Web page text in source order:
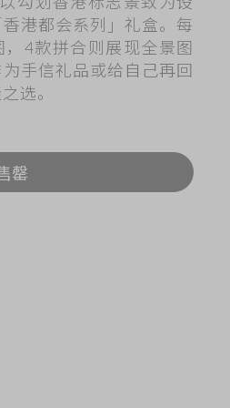
港都会系列」礼盒。每
4款拼合则展现全景图
手信礼品或给自己再回
选。
罄